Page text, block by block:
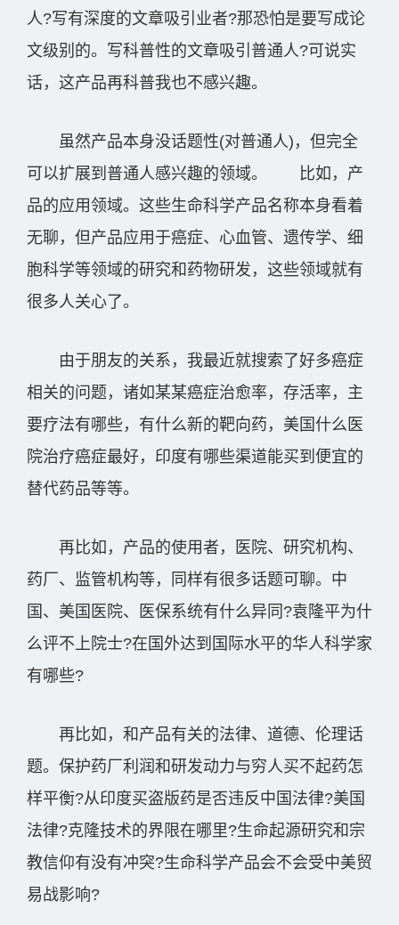
人?写有深度的文章吸引业者?那恐怕是要写成论
文级别的。写科普性的文章吸引普通人?可说实
话，这产品再科普我也不感兴趣。
虽然产品本身没话题性(对普通人)，但完全
可以扩展到普通人感兴趣的领域。 比如，产
品的应用领域。这些生命科学产品名称本身看着
无聊，但产品应用于癌症、心血管、遗传学、细
胞科学等领域的研究和药物研发，这些领域就有
很多人关心了。
由于朋友的关系，我最近就搜索了好多癌症
相关的问题，诸如某某癌症治愈率，存活率，主
要疗法有哪些，有什么新的靶向药，美国什么医
院治疗癌症最好，印度有哪些渠道能买到便宜的
替代药品等等。
再比如，产品的使用者，医院、研究机构、
药厂、监管机构等，同样有很多话题可聊。中
国、美国医院、医保系统有什么异同?袁隆平为什
么评不上院士?在国外达到国际水平的华人科学家
有哪些?
再比如，和产品有关的法律、道德、伦理话
题。保护药厂利润和研发动力与穷人买不起药怎
样平衡?从印度买盗版药是否违反中国法律?美国
法律?克隆技术的界限在哪里?生命起源研究和宗
教信仰有没有冲突?生命科学产品会不会受中美贸
易战影响?